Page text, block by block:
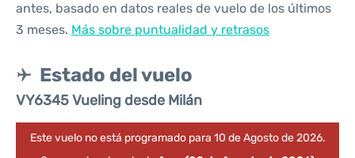
antes, basado en datos reales de vuelo de los últimos
3 meses. Más sobre puntualidad y retrasos
Estado del vuelo
VY6345 Vueling desde Milán
Este vuelo no está programado para 10 de Agosto de 2026.